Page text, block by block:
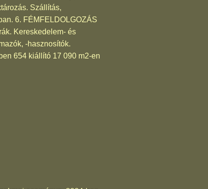
Szállítás,
6. FÉMFELDOLGOZÁS
Kereskedelem- és
-hasznosítók.
654 kiállító 17 090 m2-en